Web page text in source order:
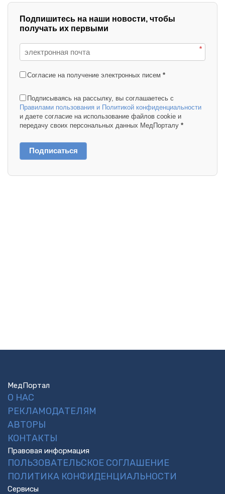
Подпишитесь на наши новости, чтобы
получать их первыми
*
Согласие на получение электронных писем *
Подписываясь на рассылку, вы соглашаетесь с
Правилами пользования и Политикой конфиденциальности
и даете согласие на использование файлов cookie и
передачу своих персональных данных МедПорталу *
Подписаться
МедПортал
О НАС
РЕКЛАМОДАТЕЛЯМ
АВТОРЫ
КОНТАКТЫ
Правовая информация
ПОЛЬЗОВАТЕЛЬСКОЕ СОГЛАШЕНИЕ
ПОЛИТИКА КОНФИДЕНЦИАЛЬНОСТИ
Сервисы